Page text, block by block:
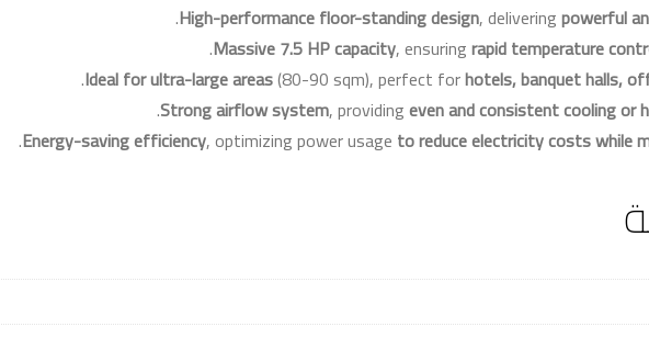
High-performance floor-standing design, deliveringpowerful
.
Massive 7.5 HP capacity, ensuringrapid temperature
Ideal for ultra-large areas(80-90 sqm), perfect forhotels, banquet halls,
.
Strong airflow system, providingeven and consistent cooling
.
Energy-saving efficiency, optimizing power usage to reduce electricity costs while
.